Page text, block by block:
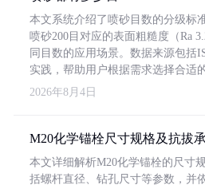
本文系统介绍了喷砂目数的分级标
喷砂200目对应的表面粗糙度（Ra
同目数的应用场景。数据来源包括
实践，帮助用户根据需求选择合适
2026年8月4日
M20化学锚栓尺寸规格及抗拔
本文详细解析M20化学锚栓的尺寸
括螺杆直径、钻孔尺寸等参数，并